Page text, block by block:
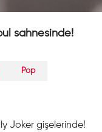
sahnesinde!
Pop
Joker gişelerinde!